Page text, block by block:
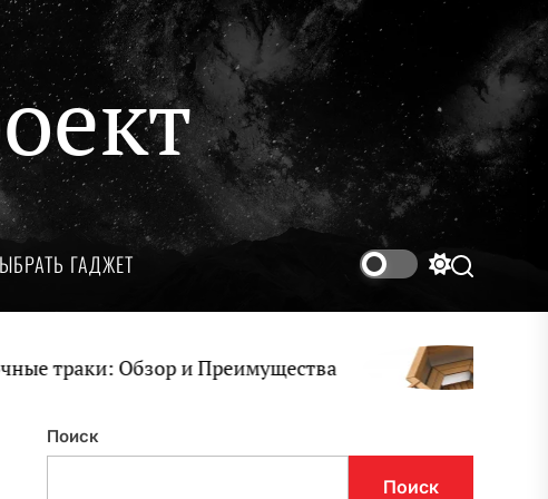
ГАДЖЕТ Поиск
Обзор и Преимущества
Поиск
Поиск